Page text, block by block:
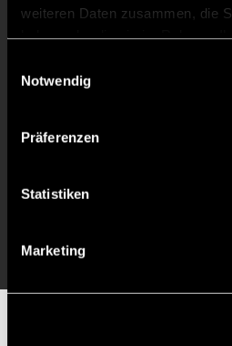
weiteren Daten zusammen, die
Notwendig
Präferenzen
Statistiken
Marketing